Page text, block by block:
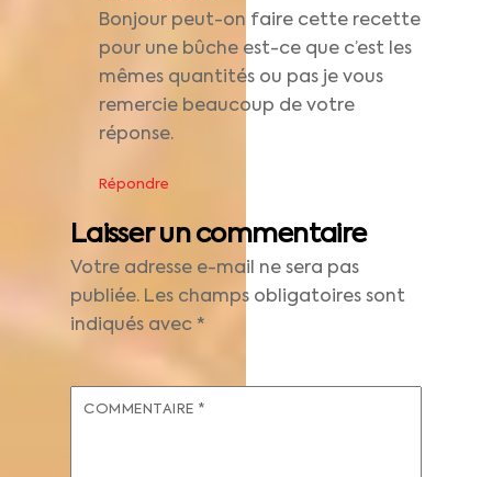
Bonjour peut-on faire cette recette
pour une bûche est-ce que c’est les
mêmes quantités ou pas je vous
remercie beaucoup de votre
réponse.
Répondre
Laisser un commentaire
Votre adresse e-mail ne sera pas
publiée. Les champs obligatoires sont
indiqués avec *
COMMENTAIRE *